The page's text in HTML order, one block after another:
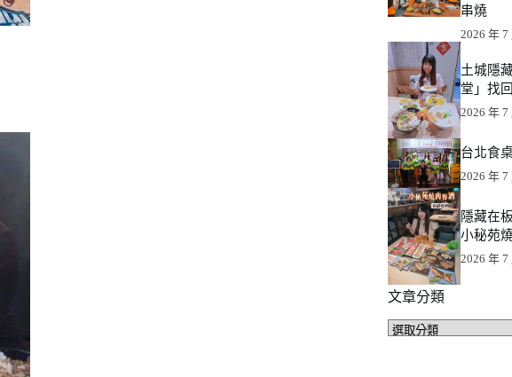
串燒
2026 年 7
土城隱
堂」找
2026 年 7
台北食
2026 年 7
隱藏在
小秘苑
2026 年 7
文章分類
文